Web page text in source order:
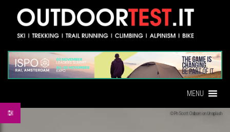
MENU
©Ph Scott Osborn on Unsplash